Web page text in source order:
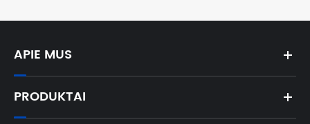
APIE MUS
PRODUKTAI